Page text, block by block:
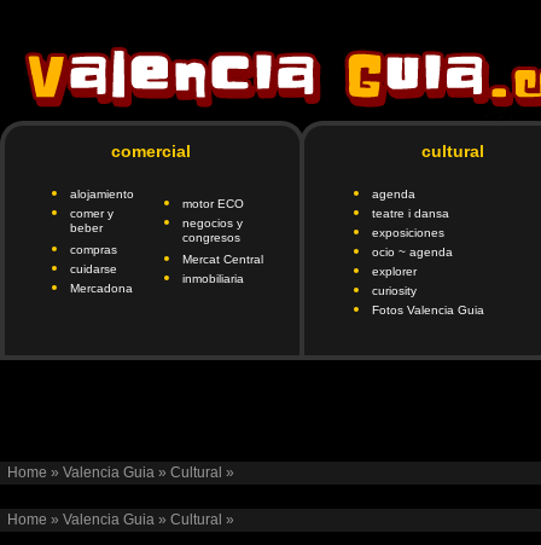
comercial
alojamiento
comer y
beber
compras
cuidarse
Mercadona
motor ECO
negocios y
congresos
Mercat Central
inmobiliaria
cultural
agenda
teatre i dansa
exposiciones
ocio ~ agenda
explorer
curiosity
Fotos Valencia Guia
Home » Valencia Guia » Cultural »
Home » Valencia Guia » Cultural »